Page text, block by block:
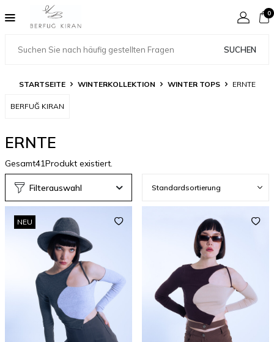
SUCHEN
0
STARTSEITE WINTERKOLLEKTION WINTER TOPS ERNTE
BERFUĞ KIRAN
ERNTE
Gesamt41Produkt existiert.
Filterauswahl
NEU